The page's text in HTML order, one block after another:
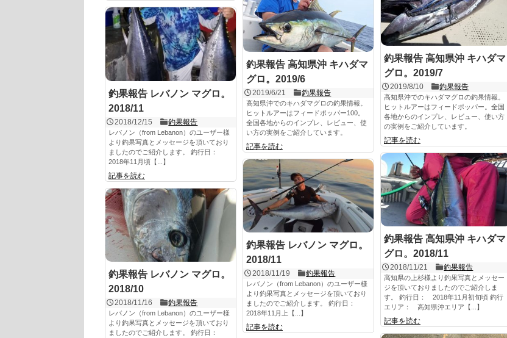
釣果報告 高知県沖 キハダマ
グロ。2019/7
2019/8/10 釣果報告
高知県沖でのキハダマグロの釣果情報。
ヒットルアーはフィードポッパー。全国
各地からのインプレ、レビュー、使い方
の実例をご紹介しています。
記事を読む
釣果報告 高知県沖 キハダマ
グロ。2019/6
2019/6/21 釣果報告
高知県沖でのキハダマグロの釣果情報。
ヒットルアーはフィードポッパー100。
全国各地からのインプレ、レビュー、使
い方の実例をご紹介しています。
記事を読む
釣果報告 レバノン マグロ。
2018/11
2018/12/15 釣果報告
レバノン（from Lebanon）のユーザー様
より釣果写真とメッセージを頂いており
ましたのでご紹介します。 釣行日：
2018年11月頃【...】
記事を読む
釣果報告 高知県沖 キハダマ
グロ。2018/11
2018/11/21 釣果報告
高知県の上杉様より釣果写真とメッセー
ジを頂いておりましたのでご紹介しま
す。 釣行日： 2018年11月初旬頃 釣行
エリア： 高知県沖エリア【...】
記事を読む
釣果報告 レバノン マグロ。
2018/11
2018/11/19 釣果報告
レバノン（from Lebanon）のユーザー様
より釣果写真とメッセージを頂いており
ましたのでご紹介します。 釣行日：
2018年11月上【...】
記事を読む
釣果報告 レバノン マグロ。
2018/10
2018/11/16 釣果報告
レバノン（from Lebanon）のユーザー様
より釣果写真とメッセージを頂いており
ましたのでご紹介します。 釣行日：